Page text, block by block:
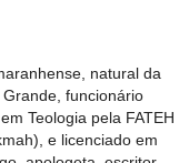
natural da
funcionário
Teologia pela FATEH
e licenciado em